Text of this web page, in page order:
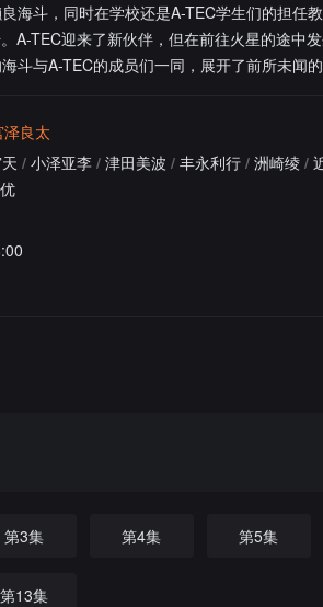
海斗，同时在学校还是A-TEC学生们的担任
A-TEC迎来了新伙伴，但在前往火星的途中
斗与A-TEC的成员们一同，展开了前所未
良太
/ 小泽亚李 / 津田美波 / 丰永利行 / 洲崎绫 /
第3集 第4集 第5集
第13集